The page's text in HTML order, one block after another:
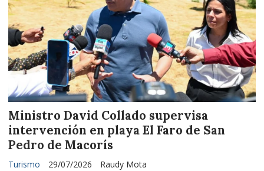
Ministro David Collado supervisa
intervención en playa El Faro de San
Pedro de Macorís
Raudy Mota
Turismo 29/07/2026